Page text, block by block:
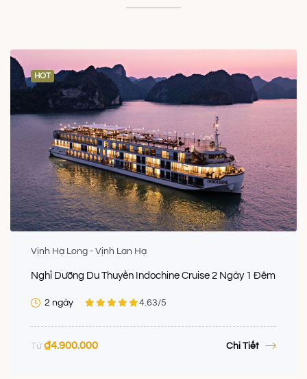
HOT
Vịnh Hạ Long - Vịnh Lan Hạ
Nghỉ Dưỡng Du Thuyền Indochine Cruise 2 Ngày 1 Đêm
2 ngày 4.63/5
Từ ₫4.900.000 Chi Tiết